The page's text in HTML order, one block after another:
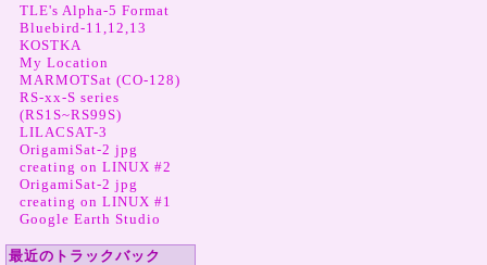
TLE's Alpha-5 Format
Bluebird-11,12,13
KOSTKA
My Location
MARMOTSat (CO-128)
RS-xx-S series
(RS1S~RS99S)
LILACSAT-3
OrigamiSat-2 jpg
creating on LINUX #2
OrigamiSat-2 jpg
creating on LINUX #1
Google Earth Studio
最近のトラックバック